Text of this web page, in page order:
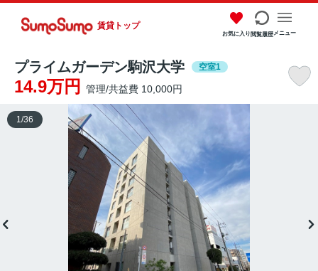
賃貸トップ
お気に入り閲覧履歴メニュー
プライムガーデン駒沢大学 空室1
14.9万円 管理/共益費 10,000円
1 /36